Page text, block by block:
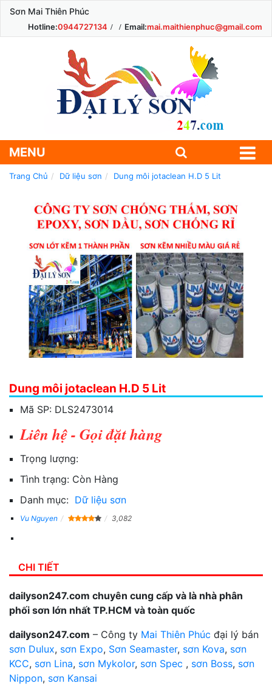
Sơn Mai Thiên Phúc
Hotline:0944727134 Email:mai.maithienphuc@gmail.com
MENU
Trang Chủ Dữ liệu sơn Dung môi jotaclean H.D 5 Lit
Dung môi jotaclean H.D 5 Lit
Mã SP: DLS2473014
Liên hệ - Gọi đặt hàng
Trọng lượng:
Tình trạng: Còn Hàng
Danh mục: Dữ liệu sơn
Vu Nguyen 3,082
CHI TIẾT
dailyson247.com chuyên cung cấp và là nhà phân
phối sơn lớn nhất TP.HCM và toàn quốc
dailyson247.com – Công ty Mai Thiên Phúc đại lý bán
sơn Dulux, sơn Expo, Sơn Seamaster, sơn Kova, sơn
KCC, sơn Lina, sơn Mykolor, sơn Spec , sơn Boss, sơn
Nippon, sơn Kansai